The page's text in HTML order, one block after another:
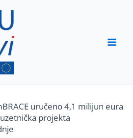
uručeno 4,1 milijun eura
projekta